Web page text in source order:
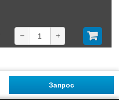
Запрос
− +